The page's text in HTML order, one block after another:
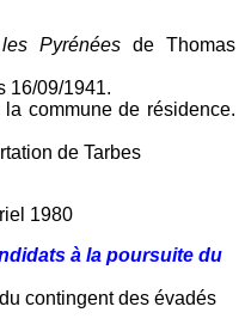
Pyrénéesde Thomas
16/09/1941.
commune de résidence.
de Tarbes
à la poursuite du
contingent des évadés